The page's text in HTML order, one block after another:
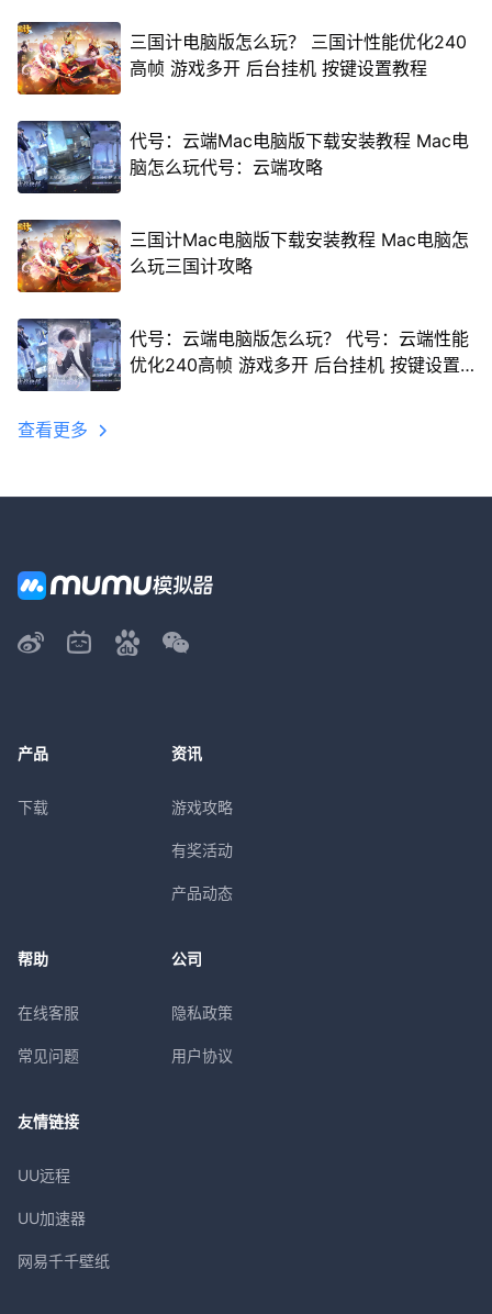
三国计电脑版怎么玩？ 三国计性能优化240
高帧 游戏多开 后台挂机 按键设置教程
代号：云端Mac电脑版下载安装教程 Mac电
脑怎么玩代号：云端攻略
三国计Mac电脑版下载安装教程 Mac电脑怎
么玩三国计攻略
代号：云端电脑版怎么玩？ 代号：云端性能
优化240高帧 游戏多开 后台挂机 按键设置
查看更多
产品
下载
资讯
游戏攻略
有奖活动
产品动态
帮助
在线客服
常见问题
公司
隐私政策
用户协议
友情链接
UU远程
UU加速器
网易千千壁纸